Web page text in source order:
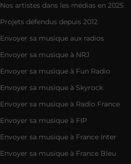
Nos artistes dans les médias en 2025
Projets défendus depuis 2012
Envoyer sa musique aux radios
Envoyer sa musique à NRJ
Envoyer sa musique à Fun Radio
Envoyer sa musique à Skyrock
Envoyer sa musique à Radio France
Envoyer sa musique à FIP
Envoyer sa musique à France Inter
Envoyer sa musique à France Bleu